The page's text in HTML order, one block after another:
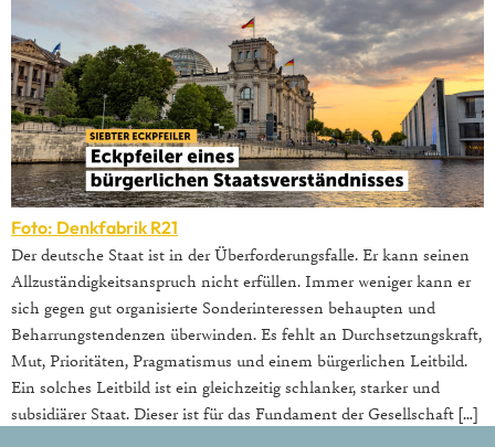
Foto: Denkfabrik R21
Der deutsche Staat ist in der Überforderungsfalle. Er kann seinen
Allzuständigkeitsanspruch nicht erfüllen. Immer weniger kann er
sich gegen gut organisierte Sonderinteressen behaupten und
Beharrungstendenzen überwinden. Es fehlt an Durchsetzungskraft,
Mut, Prioritäten, Pragmatismus und einem bürgerlichen Leitbild.
Ein solches Leitbild ist ein gleichzeitig schlanker, starker und
subsidiärer Staat. Dieser ist für das Fundament der Gesellschaft […]